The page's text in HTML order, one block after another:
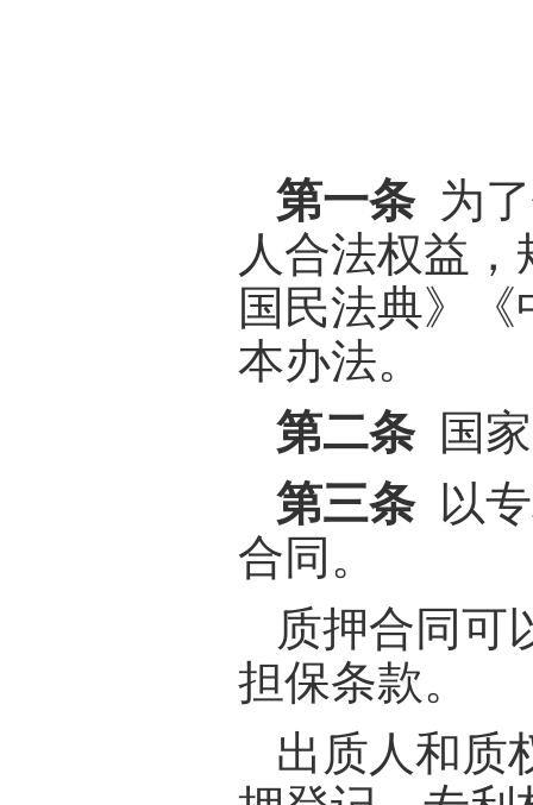
第一条为了
人合法权益
国民法典》
本办法。
第二条国家
第三条以专
合同。
质押合同可
担保条款。
出质人和质